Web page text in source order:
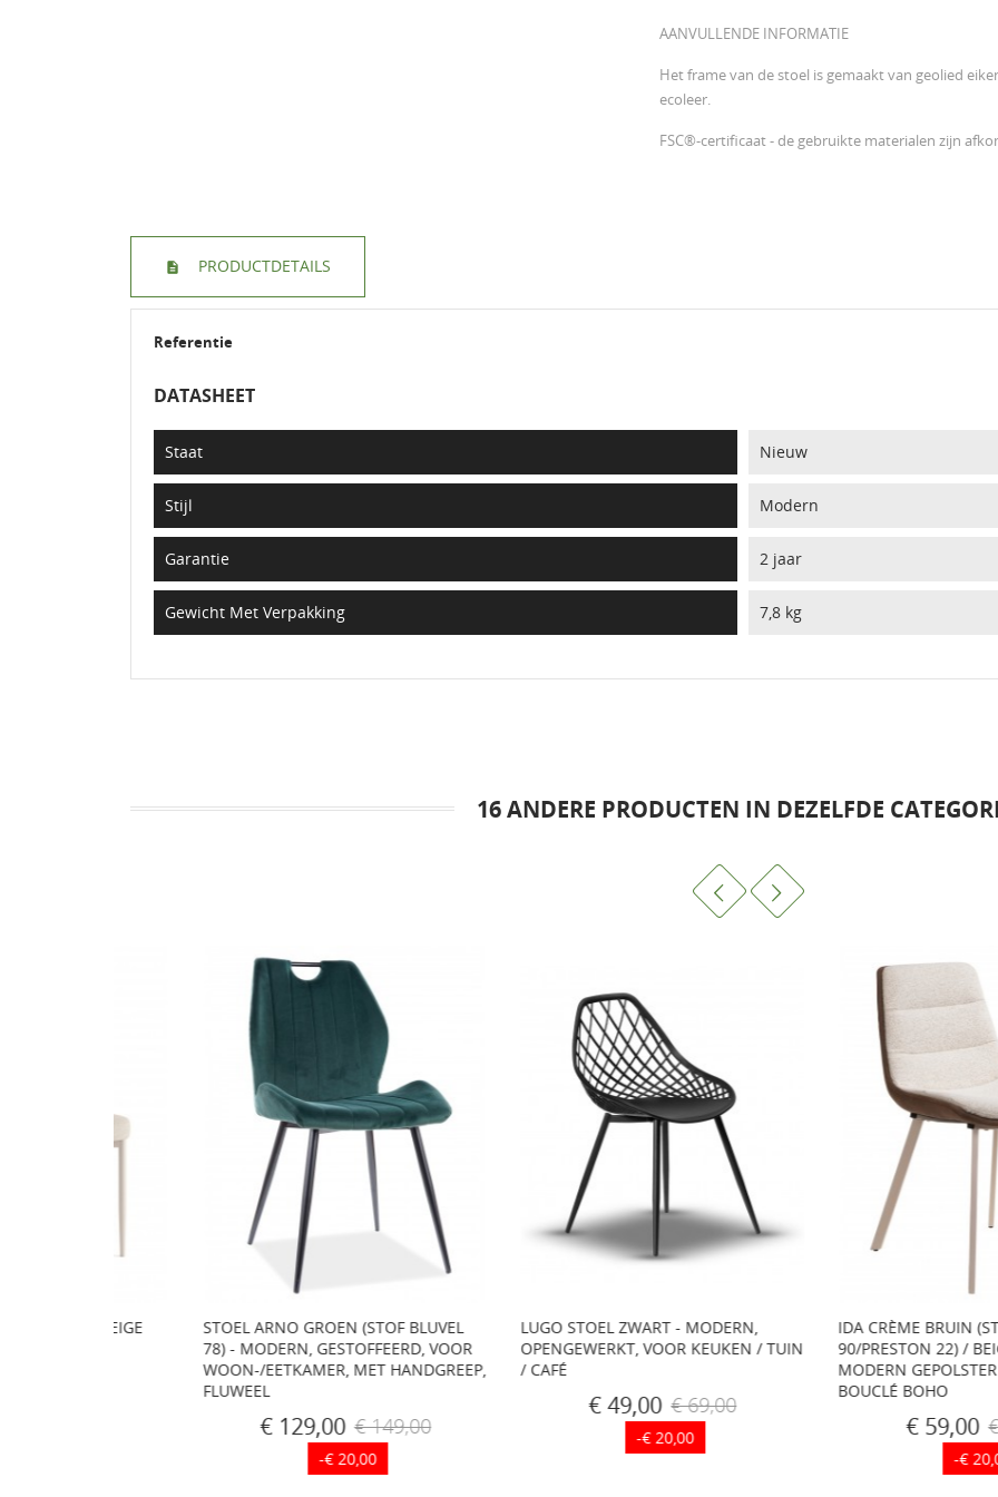
AANVULLENDE INFORMATIE
Het frame van de stoel is gemaakt van geolied
ecoleer.
FSC®-certificaat - de gebruikte materialen zijn
PRODUCTDETAILS
Referentie
DATASHEET
Staat Nieuw
Stijl Modern
Garantie 2 jaar
Gewicht Met Verpakking 7,8 kg
16 ANDERE PRODUCTEN IN DEZELFDE
STOEL ARNO GROEN (STOF BLUVEL
78) - MODERN, GESTOFFEERD, VOOR
WOON-/EETKAMER, MET HANDGREEP,
€ 129,00 € 149,00
LUGO STOEL ZWART - MODERN,
OPENGEWERKT, VOOR KEUKEN / TUIN
/ CAFÉ
€ 69,00
IDA CRÈME BRUIN (STOF
90/PRESTON 22) / BEIGE
MODERN GEPOLSTERDE STOEL
BOUCLÉ BOHO
€ 79,00